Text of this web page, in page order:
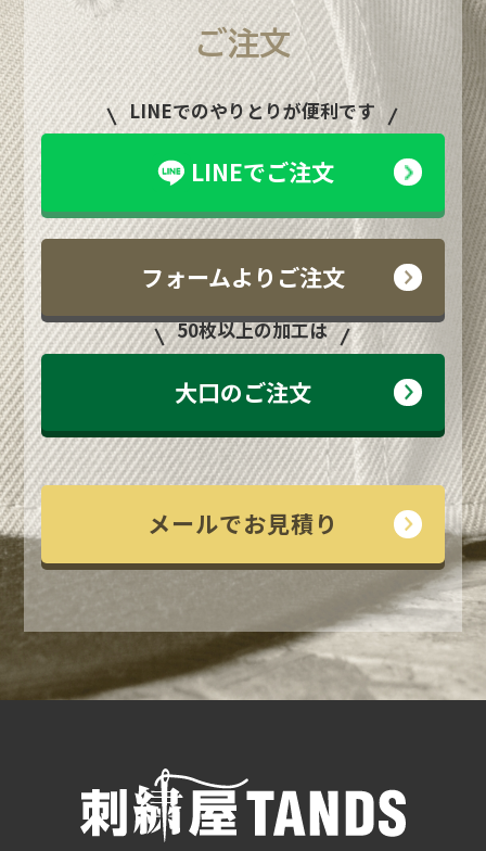
ご注文
LINEでのやりとりが便利です
LINEでご注文
フォームよりご注文
50枚以上の加工は
大口のご注文
メールでお見積り